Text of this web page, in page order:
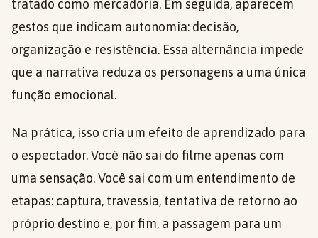
tratado como mercadoria. Em seguida, aparecem
gestos que indicam autonomia: decisão,
organização e resistência. Essa alternância impede
que a narrativa reduza os personagens a uma única
função emocional.
Na prática, isso cria um efeito de aprendizado para
o espectador. Você não sai do filme apenas com
uma sensação. Você sai com um entendimento de
etapas: captura, travessia, tentativa de retorno ao
próprio destino e, por fim, a passagem para um